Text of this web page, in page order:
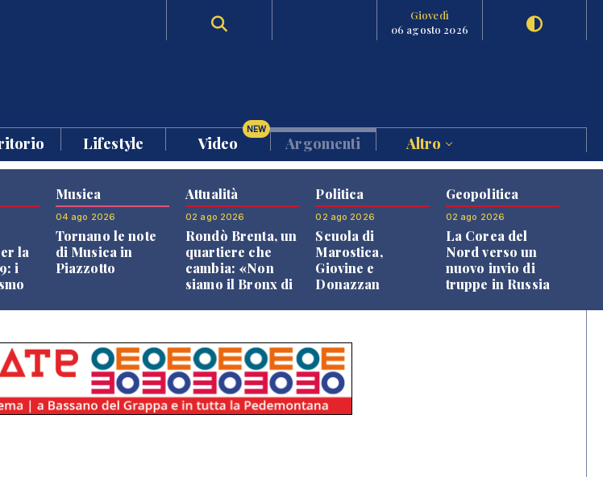
Giovedì
06 agosto 2026
Lifestyle Video
NEW
Argomenti Altro
la
i
Musica
04 ago 2026
Tornano le note
di Musica in
Piazzotto
Attualità
02 ago 2026
Rondò Brenta, un
quartiere che
cambia: «Non
siamo il Bronx di
Politica
02 ago 2026
Scuola di
Marostica,
Giovine e
Donazzan
Geopolitica
02 ago 2026
La Corea del
Nord verso un
nuovo invio di
truppe in Russia